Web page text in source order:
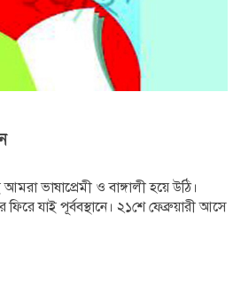
ভাষাপ্রেমী ও বাঙ্গালী হয়ে উঠি।
ফিরে যাই পূর্ববস্থানে। ২১শে ফেব্রুয়ারী আসে